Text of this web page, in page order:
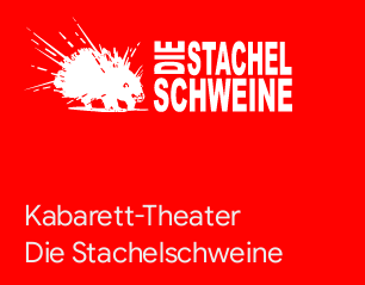
Kabarett-Theater
Die Stachelschweine